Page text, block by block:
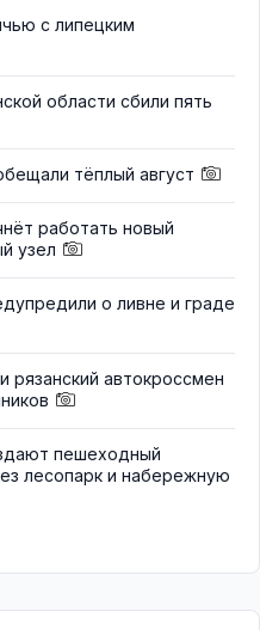
с липецким
области сбили пять
тёплый август
работать новый
узел
о ливне и граде
рязанский автокроссмен
пешеходный
лесопарк и набережную